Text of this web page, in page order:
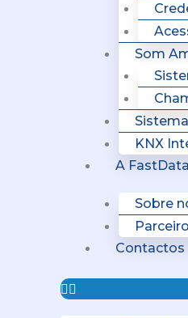
Som
KNX
A FastData
Sobre
Contactos